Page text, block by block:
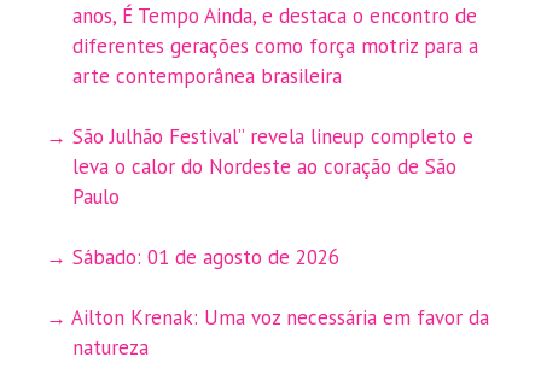
anos, É Tempo Ainda, e destaca o encontro de
diferentes gerações como força motriz para a
arte contemporânea brasileira
São Julhão Festival” revela lineup completo e
leva o calor do Nordeste ao coração de São
Paulo
Sábado: 01 de agosto de 2026
Ailton Krenak: Uma voz necessária em favor da
natureza